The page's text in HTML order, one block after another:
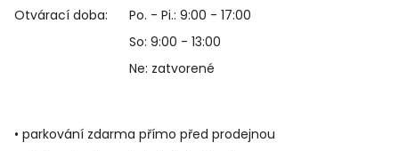
Otvárací doba:
Po. - Pi.: 9:00 - 17:00
So: 9:00 - 13:00
Ne: zatvorené
• parkování zdarma přímo před prodejnou